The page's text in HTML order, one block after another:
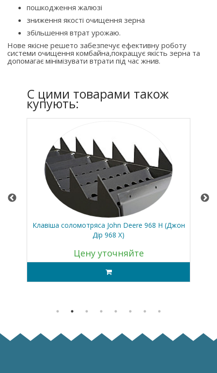
пошкодження жалюзі
зниження якості очищення зерна
збільшення втрат урожаю.
Нове якісне решето забезпечує ефективну роботу
системи очищення комбайна,покращує якість зерна та
допомагає мінімізувати втрати під час жнив.
C цими товарами також
купують:
Клавіша соломотряса John Deere 968 H (Джон
Дір 968 Х)
Цену уточняйте